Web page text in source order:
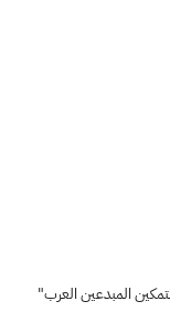
المبدعين العرب"